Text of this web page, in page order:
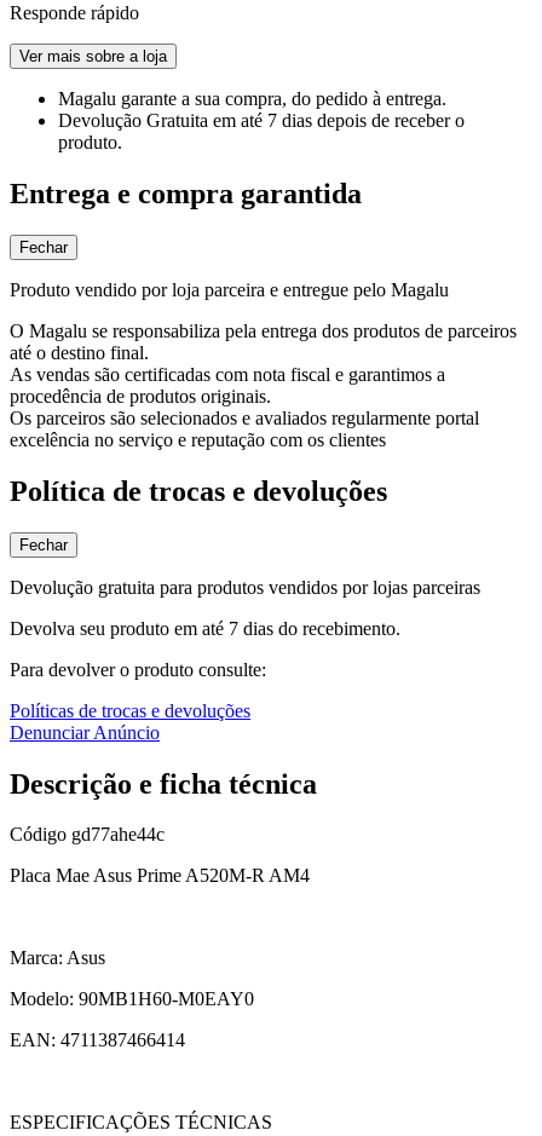
Responde rápido
Ver mais sobre a loja
Magalu garante a sua compra, do pedido à entrega.
Devolução Gratuita em até 7 dias depois de receber o
produto.
Entrega e compra garantida
Fechar
Produto vendido por loja parceira e entregue pelo Magalu
O Magalu se responsabiliza pela entrega dos produtos de parceiros
até o destino final.
As vendas são certificadas com nota fiscal e garantimos a
procedência de produtos originais.
Os parceiros são selecionados e avaliados regularmente portal
excelência no serviço e reputação com os clientes
Política de trocas e devoluções
Fechar
Devolução gratuita para produtos vendidos por lojas parceiras
Devolva seu produto em até 7 dias do recebimento.
Para devolver o produto consulte:
Políticas de trocas e devoluções
Denunciar Anúncio
Descrição e ficha técnica
Código gd77ahe44c
Placa Mae Asus Prime A520M-R AM4
Marca: Asus
Modelo: 90MB1H60-M0EAY0
EAN: 4711387466414
ESPECIFICAÇÕES TÉCNICAS